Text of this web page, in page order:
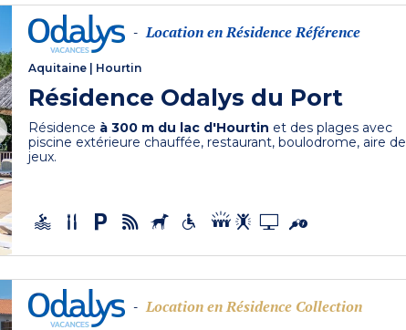
- Location en Résidence Référence
Aquitaine Hourtin
Résidence Odalys du Port
Résidence à 300 m du lac d'Hourtin et des plages avec
piscine extérieure chauffée, restaurant, boulodrome, aire de
jeux.
- Location en Résidence Collection